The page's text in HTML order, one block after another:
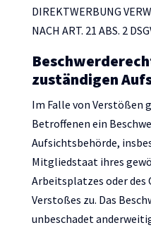
DIREKTWERBUNG
NACH ART. 21 ABS. 2
zuständigen
Im Falle von Verstößen
Betroffenen ein
Aufsichtsbehörde,
Mitgliedstaat ihres
Arbeitsplatzes oder
Verstoßes zu. Das
unbeschadet